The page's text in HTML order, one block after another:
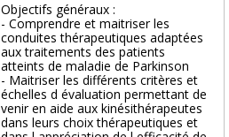
Objectifs généraux :
- Comprendre et maitriser les
conduites thérapeutiques adaptées
aux traitements des patients
atteints de maladie de Parkinson
- Maitriser les différents critères et
échelles d évaluation permettant de
venir en aide aux kinésithérapeutes
dans leurs choix thérapeutiques et